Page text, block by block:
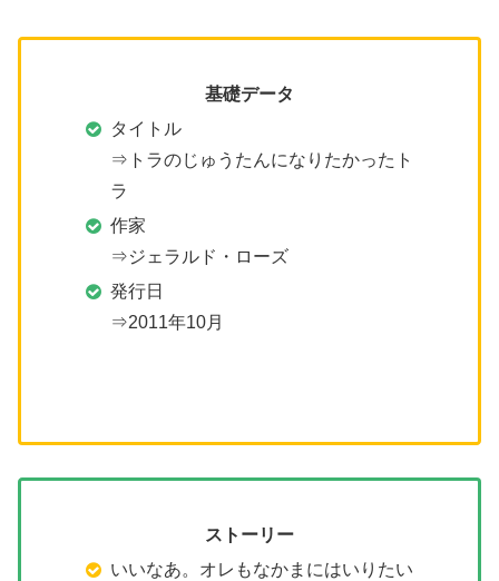
基礎データ
タイトル
⇒トラのじゅうたんになりたかったト
ラ
作家
⇒ジェラルド・ローズ
発行日
⇒2011年10月
ストーリー
いいなあ。オレもなかまにはいりたい